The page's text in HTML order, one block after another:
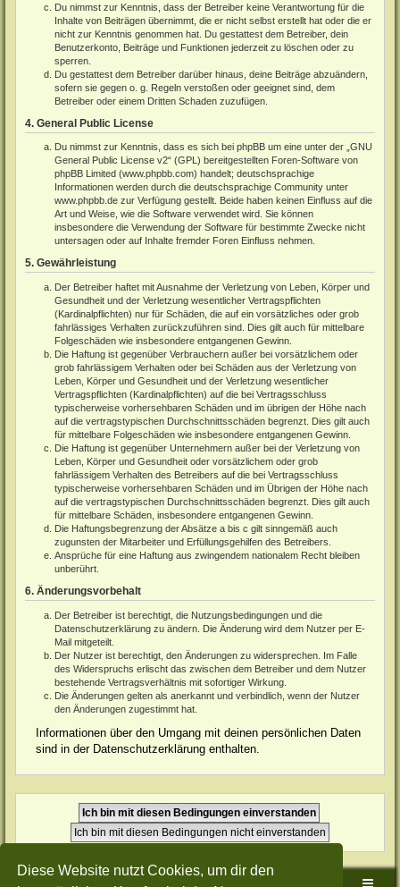
Diese Website nutzt Cookies, um dir den
Du nimmst zur Kenntnis, dass der Betreiber keine Verantwortung für die
Inhalte von Beiträgen übernimmt, die er nicht selbst erstellt hat oder die er
nicht zur Kenntnis genommen hat. Du gestattest dem Betreiber, dein
Benutzerkonto, Beiträge und Funktionen jederzeit zu löschen oder zu
sperren.
Du gestattest dem Betreiber darüber hinaus, deine Beiträge abzuändern,
sofern sie gegen o. g. Regeln verstoßen oder geeignet sind, dem
Betreiber oder einem Dritten Schaden zuzufügen.
4. General Public License
Du nimmst zur Kenntnis, dass es sich bei phpBB um eine unter der „GNU
General Public License v2“ (GPL) bereitgestellten Foren-Software von
phpBB Limited (www.phpbb.com) handelt; deutschsprachige
Informationen werden durch die deutschsprachige Community unter
www.phpbb.de zur Verfügung gestellt. Beide haben keinen Einfluss auf die
Art und Weise, wie die Software verwendet wird. Sie können
insbesondere die Verwendung der Software für bestimmte Zwecke nicht
untersagen oder auf Inhalte fremder Foren Einfluss nehmen.
5. Gewährleistung
Der Betreiber haftet mit Ausnahme der Verletzung von Leben, Körper und
Gesundheit und der Verletzung wesentlicher Vertragspflichten
(Kardinalpflichten) nur für Schäden, die auf ein vorsätzliches oder grob
fahrlässiges Verhalten zurückzuführen sind. Dies gilt auch für mittelbare
Folgeschäden wie insbesondere entgangenen Gewinn.
Die Haftung ist gegenüber Verbrauchern außer bei vorsätzlichem oder
grob fahrlässigem Verhalten oder bei Schäden aus der Verletzung von
Leben, Körper und Gesundheit und der Verletzung wesentlicher
Vertragspflichten (Kardinalpflichten) auf die bei Vertragsschluss
typischerweise vorhersehbaren Schäden und im übrigen der Höhe nach
auf die vertragstypischen Durchschnittsschäden begrenzt. Dies gilt auch
für mittelbare Folgeschäden wie insbesondere entgangenen Gewinn.
Die Haftung ist gegenüber Unternehmern außer bei der Verletzung von
Leben, Körper und Gesundheit oder vorsätzlichem oder grob
fahrlässigem Verhalten des Betreibers auf die bei Vertragsschluss
typischerweise vorhersehbaren Schäden und im Übrigen der Höhe nach
auf die vertragstypischen Durchschnittsschäden begrenzt. Dies gilt auch
für mittelbare Schäden, insbesondere entgangenen Gewinn.
Die Haftungsbegrenzung der Absätze a bis c gilt sinngemäß auch
zugunsten der Mitarbeiter und Erfüllungsgehilfen des Betreibers.
Ansprüche für eine Haftung aus zwingendem nationalem Recht bleiben
unberührt.
6. Änderungsvorbehalt
Der Betreiber ist berechtigt, die Nutzungsbedingungen und die
Datenschutzerklärung zu ändern. Die Änderung wird dem Nutzer per E-
Mail mitgeteilt.
Der Nutzer ist berechtigt, den Änderungen zu widersprechen. Im Falle
des Widerspruchs erlischt das zwischen dem Betreiber und dem Nutzer
bestehende Vertragsverhältnis mit sofortiger Wirkung.
Die Änderungen gelten als anerkannt und verbindlich, wenn der Nutzer
den Änderungen zugestimmt hat.
Informationen über den Umgang mit deinen persönlichen Daten
sind in der Datenschutzerklärung enthalten.
Sudden-Strike-Maps.de Hauptseite Foren-Übersicht